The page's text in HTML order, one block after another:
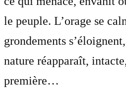
le peuple. L’orage se
grondements
nature réapparaît,
première…